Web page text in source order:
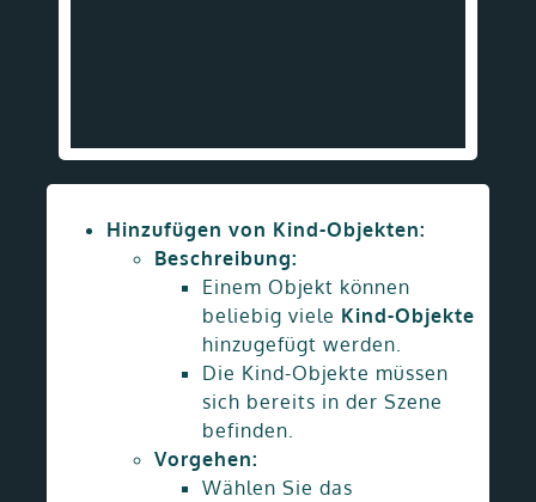
Hinzufügen von Kind-Objekten:
Beschreibung:
Einem Objekt können
beliebig viele Kind-Objekte
hinzugefügt werden.
Die Kind-Objekte müssen
sich bereits in der Szene
befinden.
Vorgehen:
Wählen Sie das